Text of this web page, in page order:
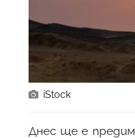
iStock
Днес ще е